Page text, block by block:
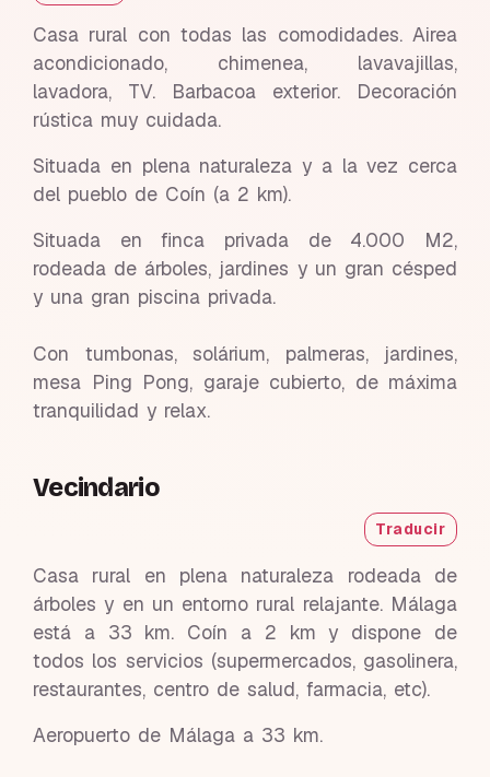
Casa rural con todas las comodidades. Airea
acondicionado, chimenea, lavavajillas,
lavadora, TV. Barbacoa exterior. Decoración
rústica muy cuidada.
Situada en plena naturaleza y a la vez cerca
del pueblo de Coín (a 2 km).
Situada en finca privada de 4.000 M2,
rodeada de árboles, jardines y un gran césped
y una gran piscina privada.
Con tumbonas, solárium, palmeras, jardines,
mesa Ping Pong, garaje cubierto, de máxima
tranquilidad y relax.
Vecindario
Traducir
Casa rural en plena naturaleza rodeada de
árboles y en un entorno rural relajante. Málaga
está a 33 km. Coín a 2 km y dispone de
todos los servicios (supermercados, gasolinera,
restaurantes, centro de salud, farmacia, etc).
Aeropuerto de Málaga a 33 km.